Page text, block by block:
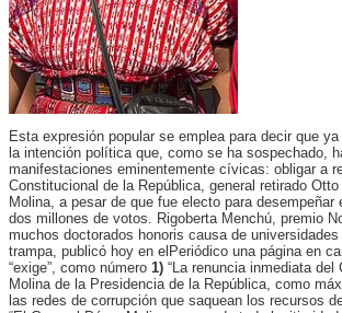
Esta expresión popular se emplea para decir que
la intención política que, como se ha sospechado,
manifestaciones eminentemente cívicas: obligar a
Constitucional de la República, general retirado
Molina, a pesar de que fue electo para desempeñar
dos millones de votos. Rigoberta Menchú, premio
muchos doctorados honoris causa de
trampa, publicó hoy en elPeriódico una página en
“exige”, como número 1) “La renuncia inmediata del
Molina de la Presidencia de la República, como
las redes de corrupción que saquean los recursos